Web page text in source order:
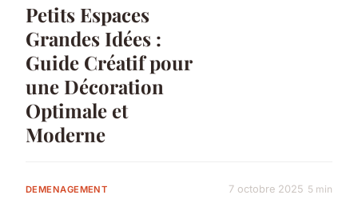
Petits Espaces
Grandes Idées :
Guide Créatif pour
une Décoration
Optimale et
Moderne
DEMENAGEMENT 7 octobre 2025 5 min